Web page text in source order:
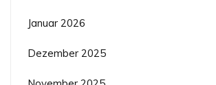
Januar 2026
Dezember 2025